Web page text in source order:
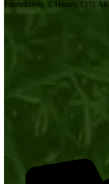
Fabrieksweg 3, Huizen 1271 AK